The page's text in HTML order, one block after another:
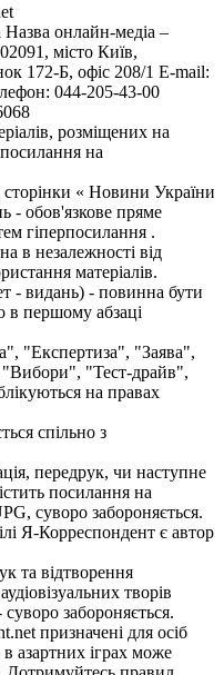
онлайн-медіа –
місто Київ,
Б, офіс 208/1 E-mail:
044-205-43-00
розміщених на
на
сторінки « Новини України
- обов'язкове пряме
гіперпосилання .
в незалежності від
матеріалів.
- видань) - повинна бути
в першому абзаці
"Експертиза", "Заява",
"Тест-драйв",
на правах
спільно з
передрук, чи наступне
посилання на
суворо забороняється.
Я-Корреспондент є автор
та відтворення
творів
забороняється.
призначені для осіб
азартних іграх може